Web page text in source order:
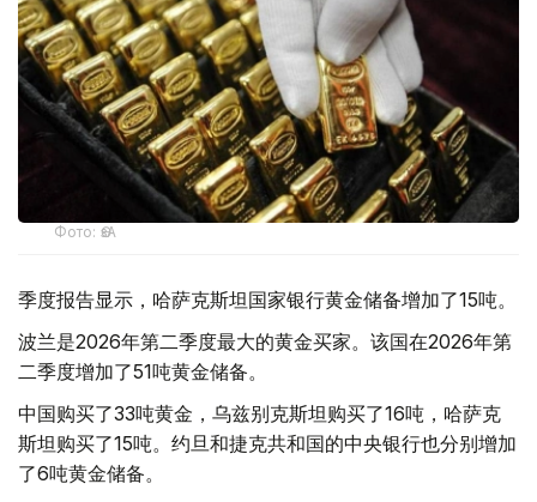
Фото: ӨзА
季度报告显示，哈萨克斯坦国家银行黄金储备增加了15吨。
波兰是2026年第二季度最大的黄金买家。该国在2026年第
二季度增加了51吨黄金储备。
中国购买了33吨黄金，乌兹别克斯坦购买了16吨，哈萨克
斯坦购买了15吨。约旦和捷克共和国的中央银行也分别增加
了6吨黄金储备。